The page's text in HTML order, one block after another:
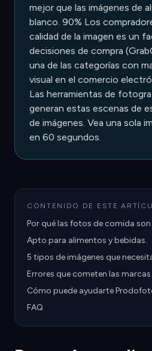
mejor que las imágenes de
blanco. 90% Los
calidad de la imagen es un
decisiones de compra
una de las categorías con
visual en el comercio
Las herramientas de
generan estas escenas de
de imágenes. Vea una sola
en 60 segundos.
CONTENIDO DE ESTE
Por qué las fotos de comida
Apto para alimentos y bebidas.
5 tipos de imágenes que
Errores que cometen las
Cómo puede ayudarte
FAQ